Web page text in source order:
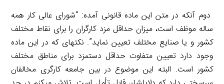
دوم آن­که در متن این ماده قانونی آمده: “شورای عالی کار همه
ساله موظف است، میزان حداقل مزد کارگران را برای نقاط مختلف
کشور و یا صنایع مختلف تعیین نماید”. نکته­ای که در این ماده
وجود دارد تعیین متفاوت حداقل دستمزد برای مناطق مختلف
کشور است. البته این موضوع در بین جامعه کارگری مخالفان